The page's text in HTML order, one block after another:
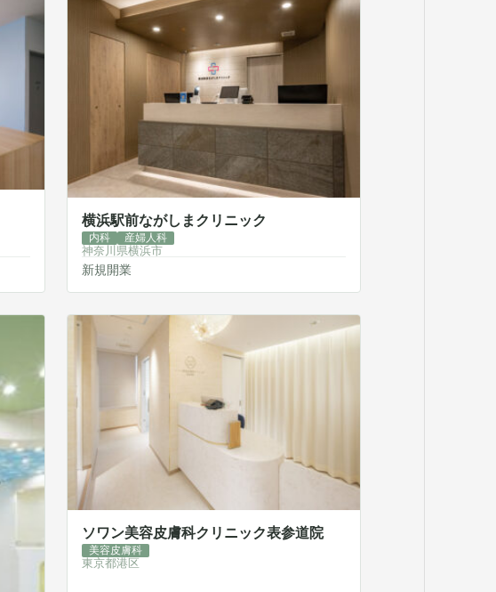
横浜駅前ながしまクリニック
内科 産婦人科
神奈川県横浜市
新規開業
ソワン美容皮膚科クリニック表参道院
美容皮膚科
東京都港区